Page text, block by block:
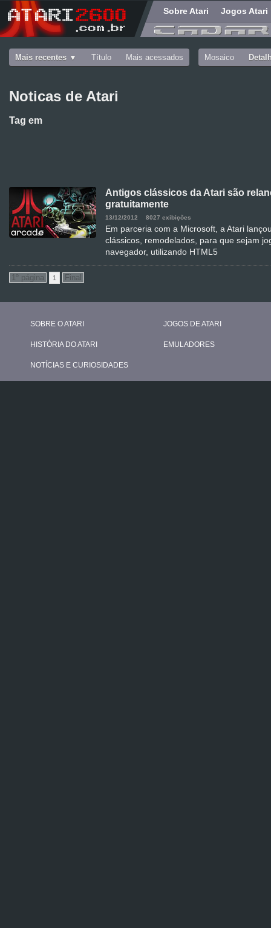
Sobre Atari Jogos Atari
Mais recentes Título Mais acessados Mosaico
Noticas de Atari
Tag em
Antigos clássicos da Atari são
gratuitamente
13/12/2012 8027 exibições
Em parceria com a Microsoft, a Atari
clássicos, remodelados, para que sejam
navegador, utilizando HTML5
1
SOBRE O ATARI
HISTÓRIA DO ATARI
NOTÍCIAS E CURIOSIDADES
JOGOS DE ATARI
EMULADORES